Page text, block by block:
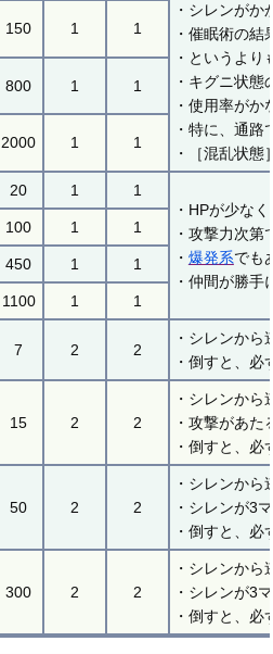
・シレンが
・催眠術の
・というよ
・キグニ状
・使用率が
・特に、通
・［混乱状
150 1 1
800 1 1
2000 1 1
20 1
1
・HPが少な
・攻撃力次
・ 爆発系でも
・仲間が勝
100 1 1
450 1 1
1100 1 1
7 2 2
・シレンから
・倒すと、
15 2 2
・シレンから
・攻撃があた
・倒すと、
50 2 2
・シレンから
・シレンが3
・倒すと、必
300 2 2
・シレンから
・シレンが3
・倒すと、必